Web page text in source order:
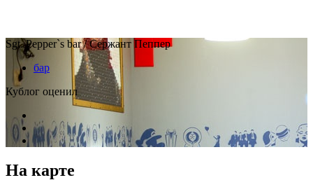
Sgt. Pepper`s bar / Сержант Пеппер
бар
Кублог оценил
На карте